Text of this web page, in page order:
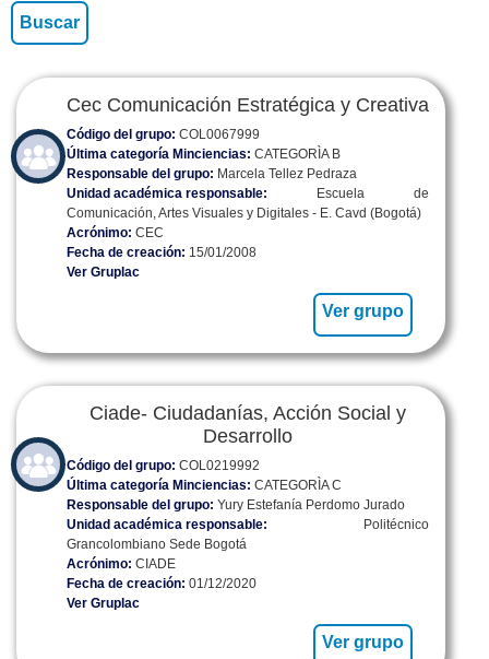
Cec Comunicación Estratégica y Creativa
Código del grupo: COL0067999
Última categoría Minciencias: CATEGORÌA B
Responsable del grupo: Marcela Tellez Pedraza
Unidad académica responsable: Escuela de
Comunicación, Artes Visuales y Digitales - E. Cavd (Bogotá)
Acrónimo: CEC
Fecha de creación: 15/01/2008
Ver Gruplac
Ver grupo
Ciade- Ciudadanías, Acción Social y
Desarrollo
Código del grupo: COL0219992
Última categoría Minciencias: CATEGORÌA C
Responsable del grupo: Yury Estefanía Perdomo Jurado
Unidad académica responsable: Politécnico
Grancolombiano Sede Bogotá
Acrónimo: CIADE
Fecha de creación: 01/12/2020
Ver Gruplac
Ver grupo